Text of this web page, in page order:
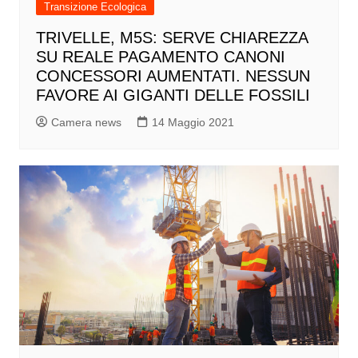
Transizione Ecologica
TRIVELLE, M5S: SERVE CHIAREZZA
SU REALE PAGAMENTO CANONI
CONCESSORI AUMENTATI. NESSUN
FAVORE AI GIGANTI DELLE FOSSILI
Camera news 14 Maggio 2021